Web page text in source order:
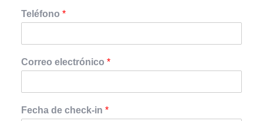
Teléfono *
Correo electrónico *
Fecha de check-in *